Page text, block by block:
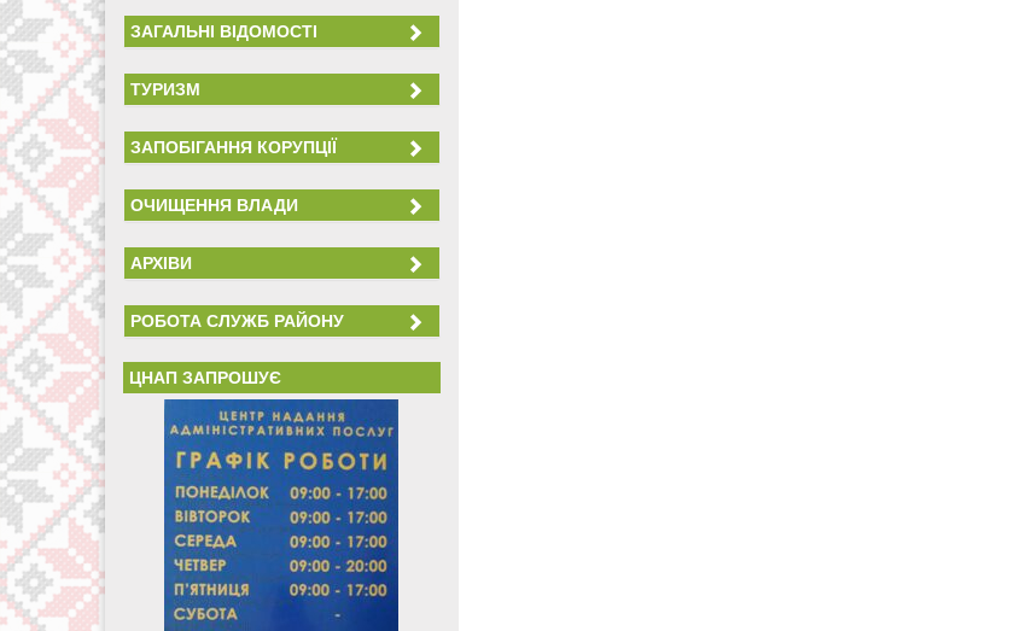
ЗАГАЛЬНІ ВІДОМОСТІ
ТУРИЗМ
ЗАПОБІГАННЯ КОРУПЦІЇ
ОЧИЩЕННЯ ВЛАДИ
АРХІВИ
РОБОТА СЛУЖБ РАЙОНУ
ЦНАП ЗАПРОШУЄ